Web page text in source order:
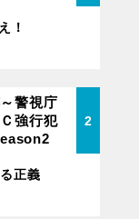
！
警視庁
強行犯
2
正義